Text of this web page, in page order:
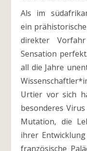
Als im südafrikanischen Kruger-Nationalpark
ein
direkter
Sensation
all die Jahre
Urtier vor sich
besonderes
Mutation, die
ihrer
französische